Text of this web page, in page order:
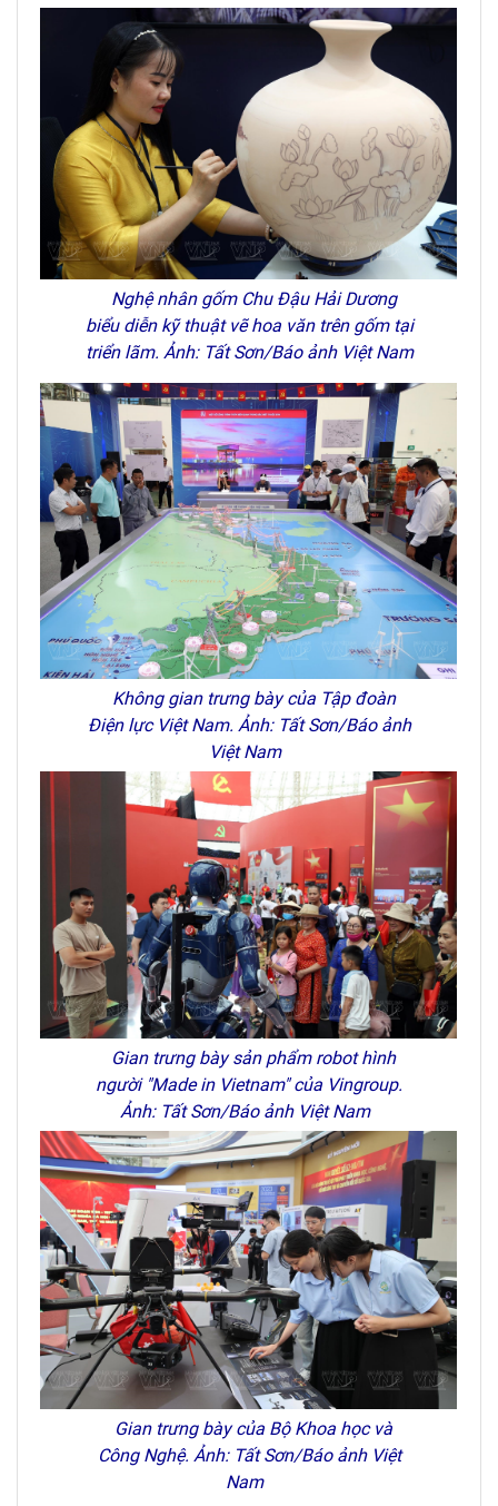
Nghệ nhân gốm Chu Đậu Hải Dương
biểu diễn kỹ thuật vẽ hoa văn trên gốm tại
triển lãm. Ảnh: Tất Sơn/Báo ảnh Việt Nam
Không gian trưng bày của Tập đoàn
Điện lực Việt Nam. Ảnh: Tất Sơn/Báo ảnh
Việt Nam
Gian trưng bày sản phẩm robot hình
người "Made in Vietnam" của Vingroup.
Ảnh: Tất Sơn/Báo ảnh Việt Nam
Gian trưng bày của Bộ Khoa học và
Công Nghệ. Ảnh: Tất Sơn/Báo ảnh Việt
Nam